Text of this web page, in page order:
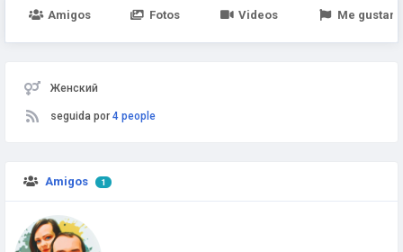
Amigos Fotos Videos Me gustan
Женский
seguida por 4 people
Amigos 1